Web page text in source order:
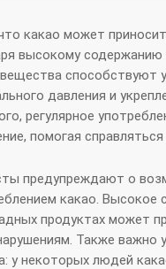
какао может
высокому содержанию
способствуют
давления и
регулярное
помогая
предупреждают о
какао. Высокое
продуктах может
Также важно
у некоторых людей